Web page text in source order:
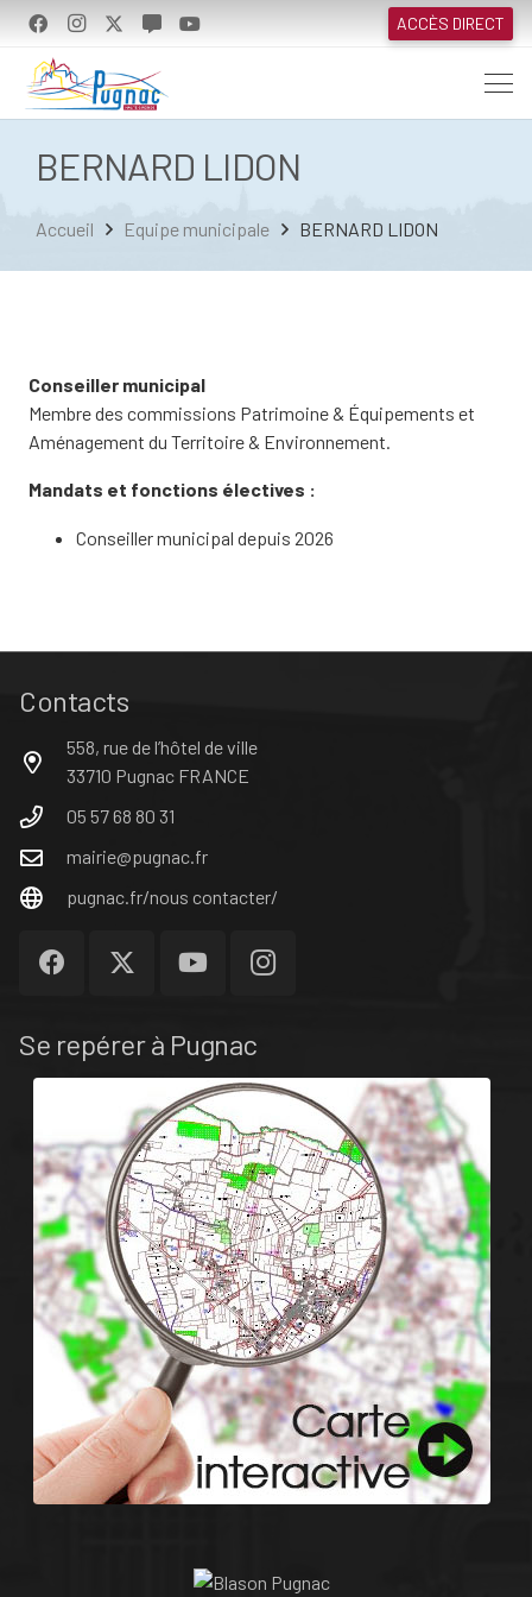
ACCÈS DIRECT
BERNARD LIDON
Accueil Equipe municipale BERNARD LIDON
Conseiller municipal
Membre des commissions Patrimoine & Équipements et
Aménagement du Territoire & Environnement.
Mandats et fonctions électives :
Conseiller municipal depuis 2026
Contacts
558, rue de l’hôtel de ville
33710 Pugnac FRANCE
05 57 68 80 31
mairie@pugnac.fr
pugnac.fr/nous contacter/
Se repérer à Pugnac